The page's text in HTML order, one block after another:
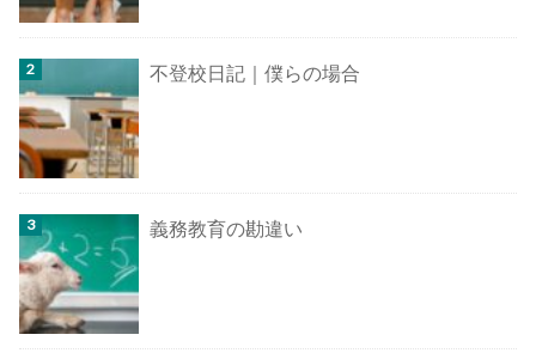
不登校日記｜僕らの場合
義務教育の勘違い